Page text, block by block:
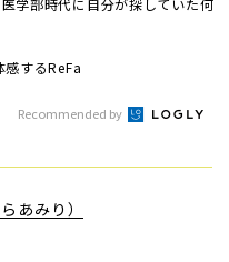
感するReFa
Recommended by
あみり）